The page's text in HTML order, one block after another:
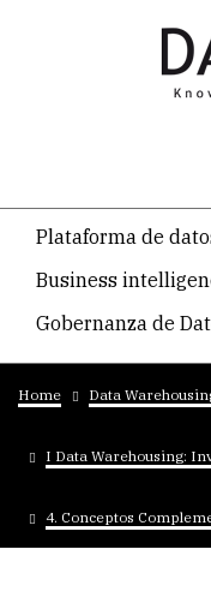
temática
principal
Plataforma de
Business
Gobernanza de
Home Data
I Data Warehousing:
4. Conceptos